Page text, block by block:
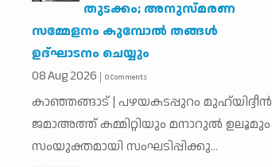
തുടക്കം; അനുസ്മരണ
സമ്മേളനം കുമ്പോൽ തങ്ങൾ
ഉദ്ഘാടനം ചെയ്യും
08Aug2026 0 Comments
കാഞ്ഞങ്ങാട് | പഴയകടപ്പുറം മുഹ്‌യിദ്ദീൻ
ജമാഅത്ത് കമ്മിറ്റിയും മനാറുൽ ഉലൂമും
സംയുക്തമായി സംഘടിപ്പിക്കു...